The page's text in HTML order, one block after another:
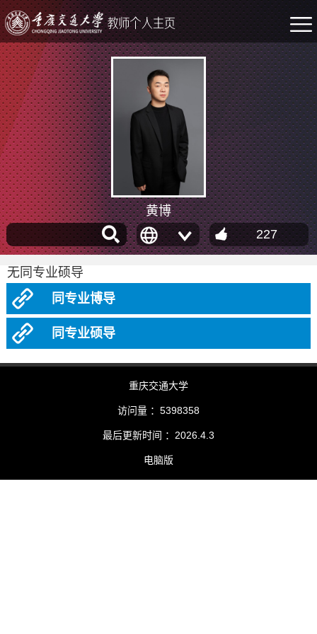
黄博
227
无同专业硕导
同专业博导
同专业硕导
重庆交通大学
访问量 ： 5398358
最后更新时间 ： 2026 4 3
电脑版